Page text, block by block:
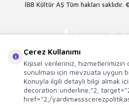
İBB Kültür AŞ Tüm hakları saklıdır.
Çerez Kullanımı
Kişisel verileriniz, hizmetlerimizin
sunulması için mevzuata uygun
Konuyla ilgili detaylı bilgi almak
decoration:underline;"2;
href="2;/